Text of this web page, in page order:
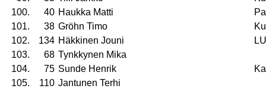
100.
40 Haukka Matti
101.
38 Gröhn Timo
102.
134 Häkkinen Jouni
103.
68 Tynkkynen Mika
104.
75 Sunde Henrik
105.
110 Jantunen Terhi